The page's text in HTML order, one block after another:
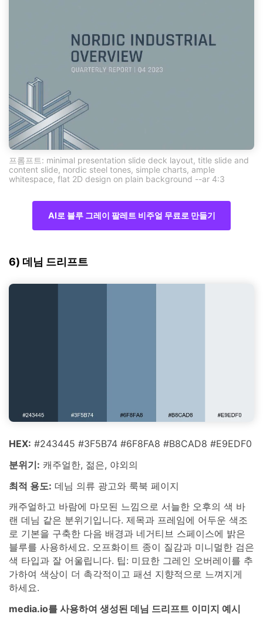
프롬프트: minimal presentation slide deck layout, title slide and
content slide, nordic steel tones, simple charts, ample
whitespace, flat 2D design on plain background --ar 4:3
AI로 블루 그레이 팔레트 비주얼 무료로 만들기
6) 데님 드리프트
HEX: #243445 #3F5B74 #6F8FA8 #B8CAD8 #E9EDF0
분위기: 캐주얼한, 젊은, 야외의
최적 용도: 데님 의류 광고와 룩북 페이지
캐주얼하고 바람에 마모된 느낌으로 서늘한 오후의 색 바
랜 데님 같은 분위기입니다. 제목과 프레임에 어두운 색조
로 기본을 구축한 다음 배경과 네거티브 스페이스에 밝은
블루를 사용하세요. 오프화이트 종이 질감과 미니멀한 검은
색 타입과 잘 어울립니다. 팁: 미묘한 그레인 오버레이를 추
가하여 색상이 더 촉각적이고 패션 지향적으로 느껴지게
하세요.
media.io를 사용하여 생성된 데님 드리프트 이미지 예시